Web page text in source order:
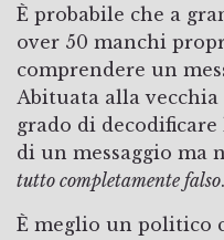
È probabile che a
over 50 manchi
comprendere un
Abituata alla
grado di
di un messaggio ma
tutto completamente falso.
È meglio un politico